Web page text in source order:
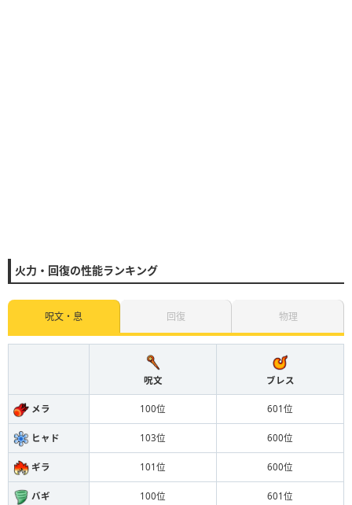
火力・回復の性能ランキング
呪文・息 回復 物理
呪文 ブレス
メラ 100位 601位
ヒャド 103位 600位
ギラ 101位 600位
バギ 100位 601位